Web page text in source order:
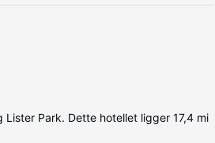
Park. Dette hotellet ligger 17,4 mi